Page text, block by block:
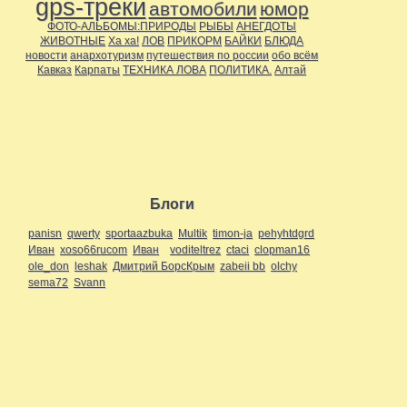
gps-треки автомобили юмор
ФОТО-АЛЬБОМЫ:ПРИРОДЫ РЫБЫ АНЕГДОТЫ
ЖИВОТНЫЕ Ха ха! ЛОВ ПРИКОРМ БАЙКИ БЛЮДА
новости анархотуризм путешествия по россии обо всём
Кавказ Карпаты ТЕХНИКА ЛОВА ПОЛИТИКА. Алтай
Блоги
panisn qwerty sportaazbuka Multik timon-ja pehyhtdgrd
Иван xoso66rucom Иван voditeltrez ctaci clopman16
ole_don leshak Дмитрий БорсКрым zabeii bb olchy
sema72 Svann